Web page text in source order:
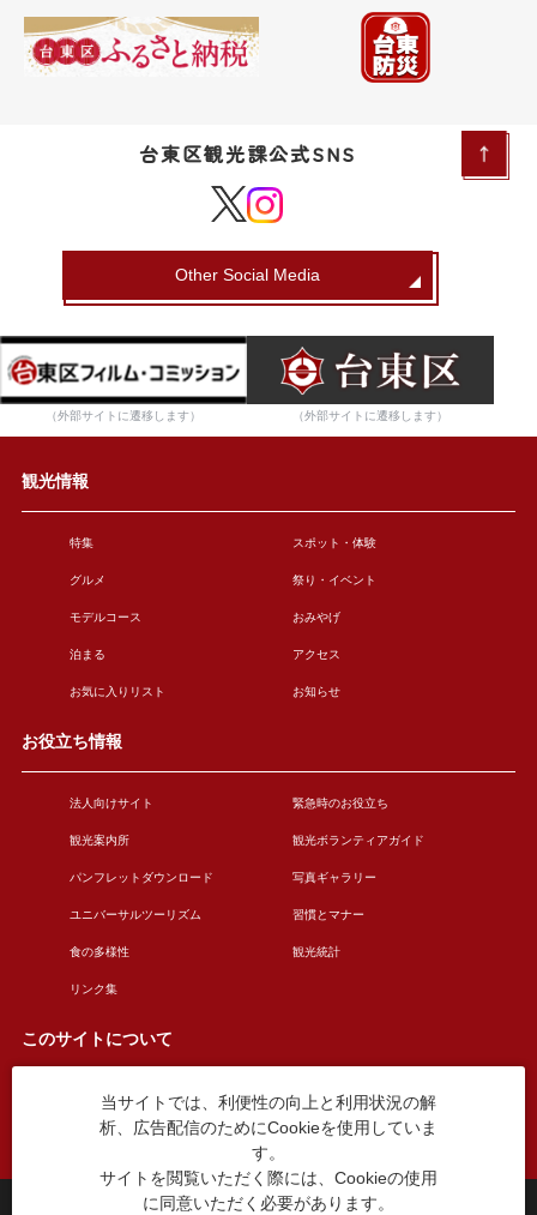
台東区観光課公式SNS
Other Social Media
（外部サイトに遷移します） （外部サイトに遷移します）
観光情報
特集 スポット・体験
グルメ 祭り・イベント
モデルコース おみやげ
泊まる アクセス
お気に入りリスト お知らせ
お役立ち情報
法人向けサイト 緊急時のお役立ち
観光案内所 観光ボランティアガイド
パンフレットダウンロード 写真ギャラリー
ユニバーサルツーリズム 習慣とマナー
食の多様性 観光統計
リンク集
このサイトについて
このサイトについて 広告掲載について
お問い合わせ
台東区役所観光課
当サイトでは、利便性の向上と利用状況の解
析、広告配信のためにCookieを使用していま
す。
サイトを閲覧いただく際には、Cookieの使用
に同意いただく必要があります。